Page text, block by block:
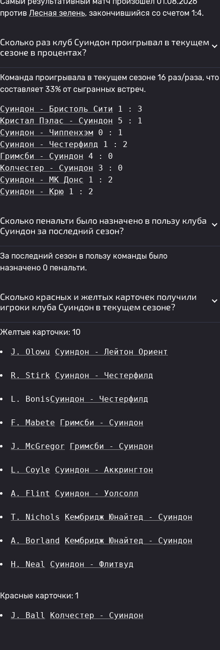
против Лесная зелень, закончившийся со счетом 1:4.
Сколько раз клуб Суиндон проигрывал в текущем
сезоне в процентах?
Команда проигрывала в текущем сезоне 16 раз/раза, что
составляет 33% от сыгранных встреч.
Суиндон - Бристоль Сити 1 : 3
Кристал Пэлас - Суиндон 5 : 1
Суиндон - Чиппенхэм 0 : 1
Суиндон - Честерфилд 1 : 2
Гримсби - Суиндон 4 : 0
Колчестер - Суиндон 3 : 0
Суиндон - МК Донс 1 : 2
Суиндон - Крю 1 : 2
Сколько пенальти было назначено в пользу клуба
Суиндон за последний сезон?
За последний сезон в пользу команды было
назначено 0 пенальти.
Сколько красных и желтых карточек получили
игроки клуба Суиндон в текущем сезоне?
Желтые карточки: 10
J. Olowu Суиндон - Лейтон Ориент
R. Stirk Суиндон - Честерфилд
L. BonisСуиндон - Честерфилд
F. Mabete Гримсби - Суиндон
J. McGregor Гримсби - Суиндон
L. Coyle Суиндон - Аккрингтон
A. Flint Суиндон - Уолсолл
T. Nichols Кембридж Юнайтед - Суиндон
A. Borland Кембридж Юнайтед - Суиндон
H. Neal Суиндон - Флитвуд
Красные карточки: 1
J. Ball Колчестер - Суиндон